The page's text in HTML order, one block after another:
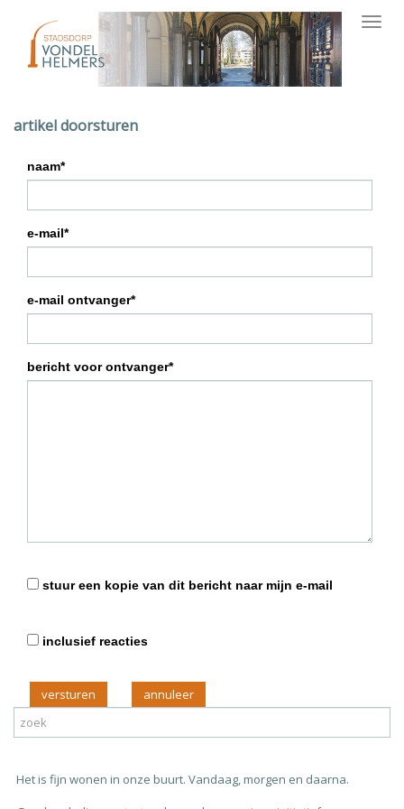
artikel doorsturen
naam*
e-mail*
e-mail ontvanger*
bericht voor ontvanger*
stuur een kopie van dit bericht naar mijn e-mail
inclusief reacties
versturen
Het is fijn wonen in onze buurt. Vandaag, morgen en daarna.